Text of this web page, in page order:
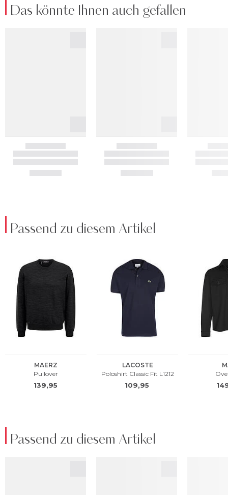
Das könnte Ihnen auch gefallen
Passend zu diesem Artikel
Passend zu diesem Artikel